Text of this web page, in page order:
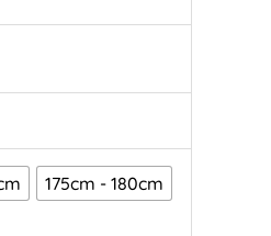
175cm - 180cm